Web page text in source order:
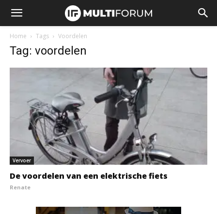
Home Tags Voordelen
Tag: voordelen
Vervoer
De voordelen van een elektrische fiets
Renate